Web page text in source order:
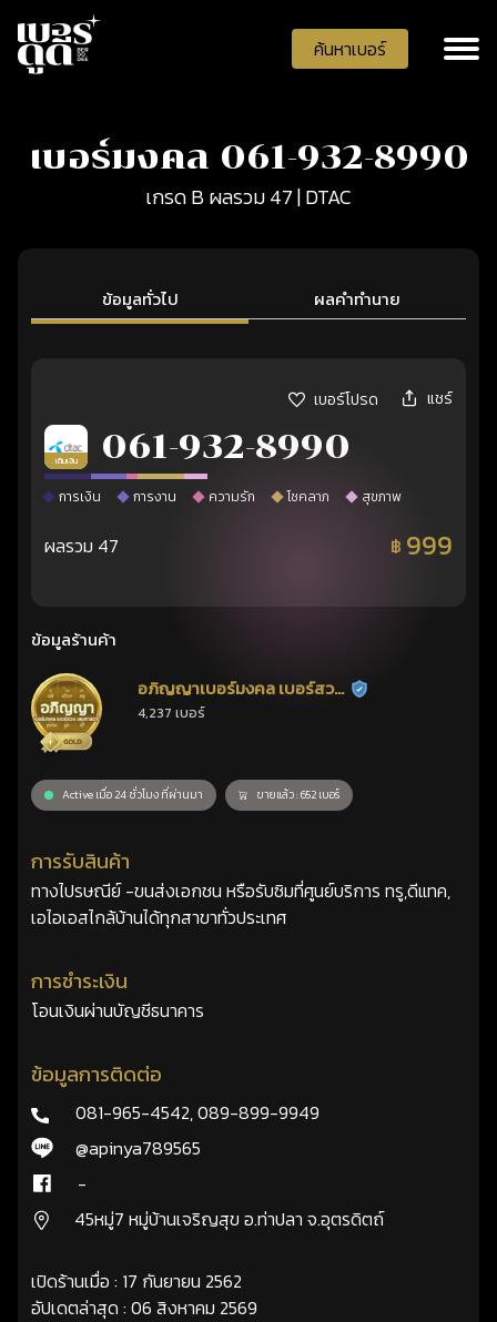
ค้นหาเบอร์
เบอร์มงคล 061-932-8990
เกรด B ผลรวม 47 | DTAC
ข้อมูลทั่วไป ผลคำทำนาย
เบอร์โปรด แชร์
เติมเงิน 061-932-8990
การเงิน การงาน ความรัก โชคลาภ สุขภาพ
ผลรวม 47 ฿ 999
ข้อมูลร้านค้า
อภิญญาเบอร์มงคล เบอร์สวย
เลขศาสตร์
ร้านยืนยันแล้ว
4,237 เบอร์
Active เมื่อ 24 ชั่วโมง ที่ผ่านมา ขายแล้ว : 652 เบอร์
การรับสินค้า
ทางไปรษณีย์ -ขนส่งเอกชน หรือรับซิมที่ศูนย์บริการ ทรู,ดีแทค,
เอไอเอสไกล้บ้านได้ทุกสาขาทั่วประเทศ
การชำระเงิน
โอนเงินผ่านบัญชีธนาคาร
ข้อมูลการติดต่อ
081-965-4542,089-899-9949
@apinya789565
-
45หมู่7 หมู่บ้านเจริญสุข อ.ท่าปลา จ.อุตรดิตถ์
เปิดร้านเมื่อ : 17 กันยายน 2562
อัปเดตล่าสุด : 06 สิงหาคม 2569